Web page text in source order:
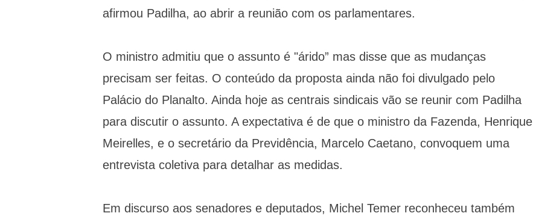
afirmou Padilha, ao abrir a reunião com os parlamentares.
O ministro admitiu que o assunto é "árido” mas disse que as mudanças
precisam ser feitas. O conteúdo da proposta ainda não foi divulgado pelo
Palácio do Planalto. Ainda hoje as centrais sindicais vão se reunir com Padilha
para discutir o assunto. A expectativa é de que o ministro da Fazenda, Henrique
Meirelles, e o secretário da Previdência, Marcelo Caetano, convoquem uma
entrevista coletiva para detalhar as medidas.
Em discurso aos senadores e deputados, Michel Temer reconheceu também